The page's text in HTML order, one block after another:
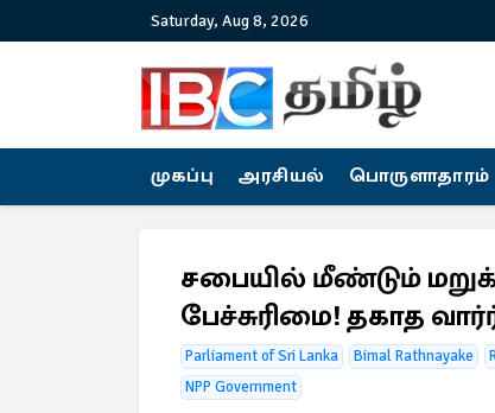
Saturday, Aug 8, 2026
முகப்பு அரசியல் பொருளாதாரம்
சபையில் மீண்டும்
பேச்சுரிமை! தகாத
Parliament of Sri Lanka Bimal Rathnayake
NPP Government